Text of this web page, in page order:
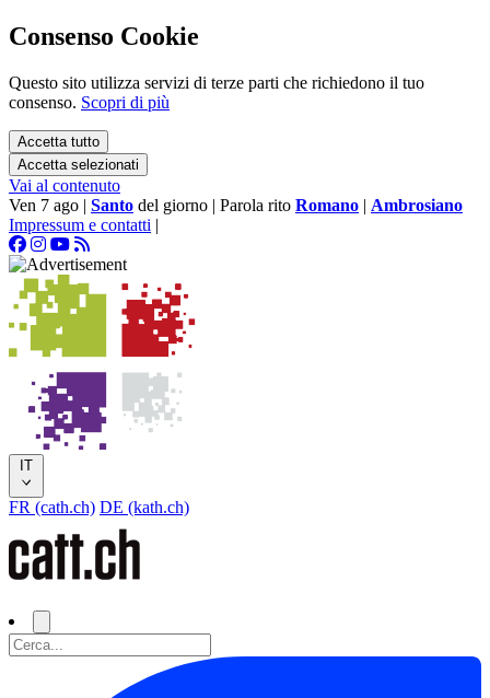
Consenso Cookie
Questo sito utilizza servizi di terze parti che richiedono il tuo
consenso. Scopri di più
Accetta tutto
Accetta selezionati
Vai al contenuto
Ven 7 ago | Santo del giorno | Parola rito Romano | Ambrosiano
Impressum e contatti |
IT
FR (cath.ch) DE (kath.ch)